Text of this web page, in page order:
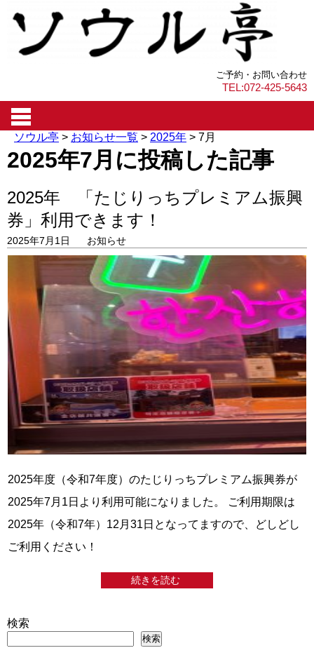
ご予約・お問い合わせ
TEL:072-425-5643
ソウル亭 > お知らせ一覧 > 2025年 > 7月
2025年7月に投稿した記事
2025年 「たじりっちプレミアム振興
券」利用できます！
2025年7月1日 お知らせ
2025年度（令和7年度）のたじりっちプレミアム振興券が
2025年7月1日より利用可能になりました。 ご利用期限は
2025年（令和7年）12月31日となってますので、どしどし
ご利用ください！
続きを読む
検索
検索